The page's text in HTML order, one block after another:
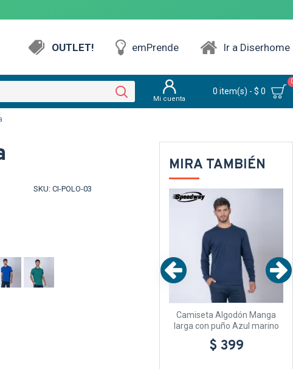
OUTLET! emPrende Ir a Diserhome
Mi cuenta
0 item(s) - $ 0
SKU: CI-POLO-03
MIRA TAMBIÉN
melange
TEXTTRANSPARENTE
Camiseta Algodón Manga
larga con puño Blanca
$ 399